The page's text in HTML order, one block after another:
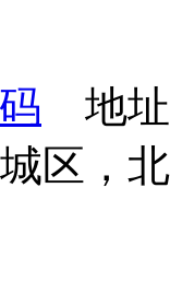
地址
区，